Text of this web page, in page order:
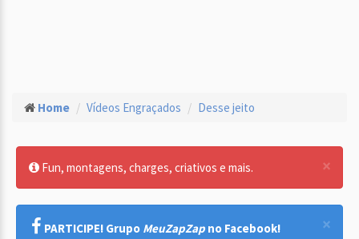
Home Vídeos Engraçados Desse jeito
×
Fun, montagens, charges, criativos e mais.
×
PARTICIPE! Grupo MeuZapZap no Facebook!